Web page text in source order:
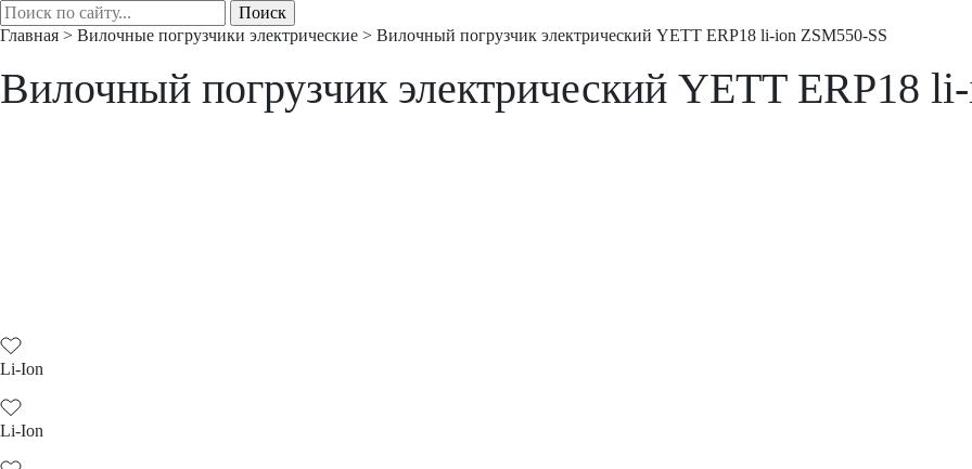
Главная > Вилочные погрузчики электрические > Вилочный погрузчик электрический YETT ERP18 li-ion ZSM550-SS
Вилочный погрузчик электрический YETT ERP18
Li-Ion
Li-Ion